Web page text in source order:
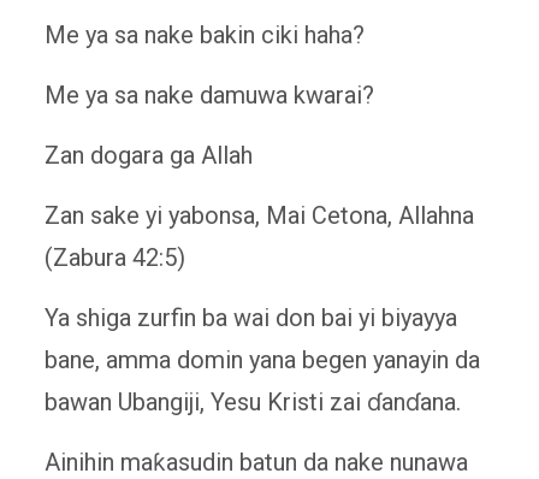
Me ya sa nake bakin ciki haha?
Me ya sa nake damuwa kwarai?
Zan dogara ga Allah
Zan sake yi yabonsa, Mai Cetona, Allahna
(Zabura 42:5)
Ya shiga zurfin ba wai don bai yi biyayya
bane, amma domin yana begen yanayin da
bawan Ubangiji, Yesu Kristi zai ɗanɗana.
Ainihin maƙasudin batun da nake nunawa